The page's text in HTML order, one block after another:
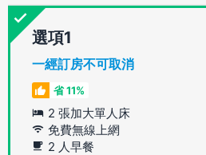
選項
一經訂房不可取消
省 11%
2 張加大單人床
免費無線上網
2 人早餐